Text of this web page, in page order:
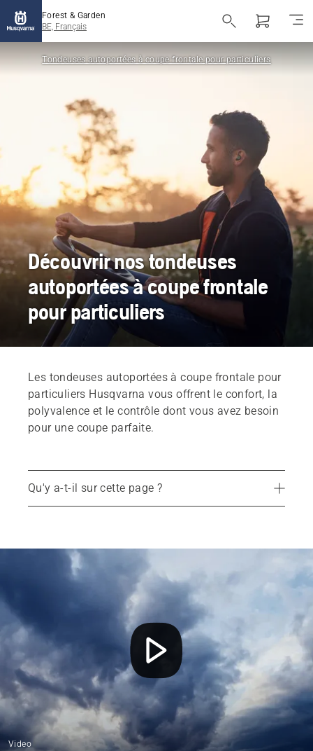
Forest & Garden
BE, Français
Tondeuses autoportées à coupe frontale pour particuliers
Découvrir nos tondeuses
autoportées à coupe frontale
pour particuliers
Les tondeuses autoportées à coupe frontale pour
particuliers Husqvarna vous offrent le confort, la
polyvalence et le contrôle dont vous avez besoin
pour une coupe parfaite.
Qu'y a-t-il sur cette page ?
Produits recommandés
Services
Trouvez votre revendeur le plus proche
Video